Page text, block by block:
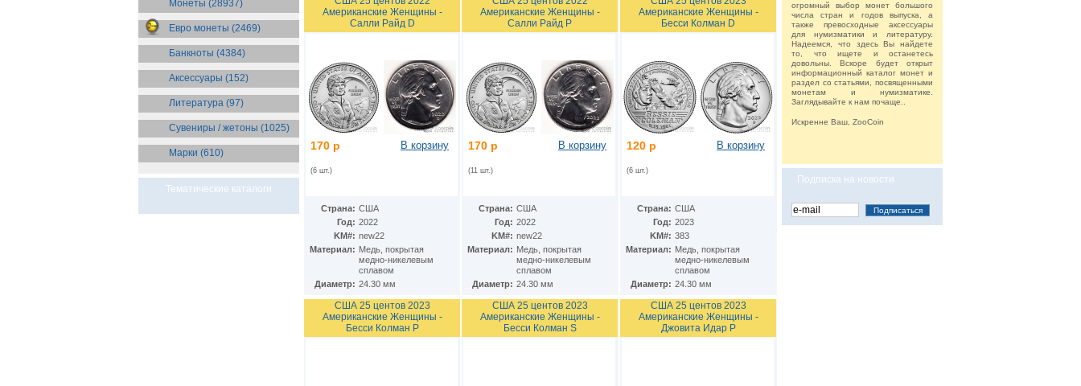
Брит. Антарктические
территории(36)
Брит. Виргинские острова(47)
Брит. Восточная Африка
Брит. Западная Африка(25)
Брит. Ост-Индийская компания
(11)
Брит. территория в Индийском
океане(24)
Бруней(4)
Бурунди(2)
Бутан(10)
Ватикан(85)
Венгрия(179)
Монеты (28937)
Евро монеты (2469)
Банкноты (4384)
Аксессуары (152)
Литература (97)
Сувениры / жетоны (1025)
Марки (610)
Тематические каталоги
огромный выбор монет большого
числа стран и годов выпуска, а
также превосходные аксессуары
для нумизматики и литературу.
Надеемся, что здесь Вы найдете
то, что ищете и останетесь
довольны. Вскоре будет открыт
информационный каталог монет и
раздел со статьями, посвященными
монетам и нумизматике.
Заглядывайте к нам почаще..
Искренне Ваш, ZooCoin
Подписка на новости
Американские Женщины -
Салли Райд D
170 р
(6 шт.)
В корзину
Страна: США
Год: 2022
KM#: new22
Материал: Медь, покрытая
медно-никелевым
сплавом
Диаметр: 24.30 мм
Американские Женщины -
Салли Райд P
170 р
(11 шт.)
В корзину
Страна: США
Год: 2022
KM#: new22
Материал: Медь, покрытая
медно-никелевым
сплавом
Диаметр: 24.30 мм
Американские Женщины -
Бесси Колман D
120 р
(6 шт.)
В корзину
Страна: США
Год: 2023
KM#: 383
Материал: Медь, покрытая
медно-никелевым
сплавом
Диаметр: 24.30 мм
США 25 центов 2023
Американские Женщины -
Бесси Колман P
США 25 центов 2023
Американские Женщины -
Бесси Колман S
США 25 центов 2023
Американские Женщины -
Джовита Идар P